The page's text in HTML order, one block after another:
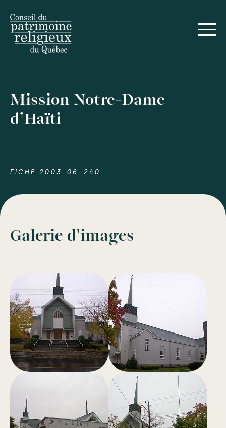
Mission Notre-Dame
d’Haïti
FICHE 2003-06-240
Galerie d'images